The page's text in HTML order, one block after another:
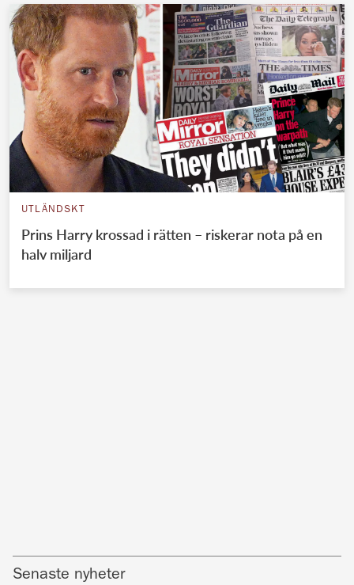
UTLÄNDSKT
Prins Harry krossad i rätten – riskerar nota på en
halv miljard
Senaste nyheter